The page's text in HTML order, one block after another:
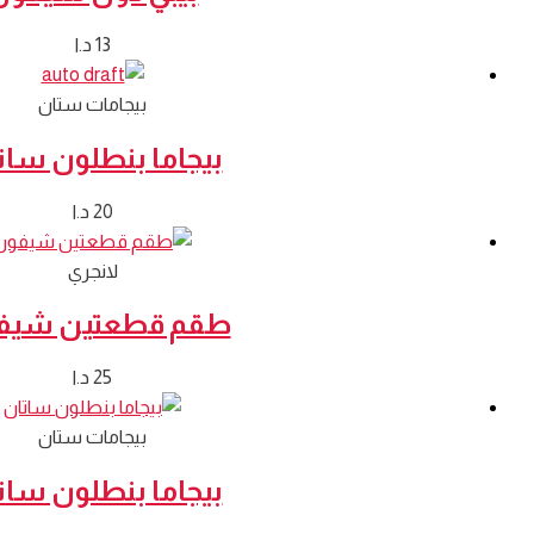
13 د.ا
بيجامات ستان
بيجاما بنطلون
20 د.ا
لانجري
طقم قطعتين
25 د.ا
بيجامات ستان
بيجاما بنطلون